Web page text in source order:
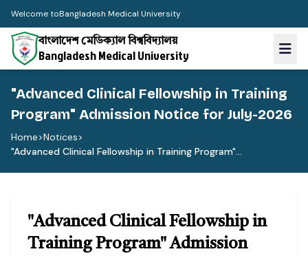
Welcome toBangladesh Medical University
বাংলাদেশ মেডিক্যাল বিশ্ববিদ্যালয়
Bangladesh Medical University
"Advanced Clinical Fellowship in Training
Program" Admission Notice for July-2026
Home>Notices>
"Advanced Clinical Fellowship in Training Program"...
"Advanced Clinical Fellowship in
Training Program" Admission